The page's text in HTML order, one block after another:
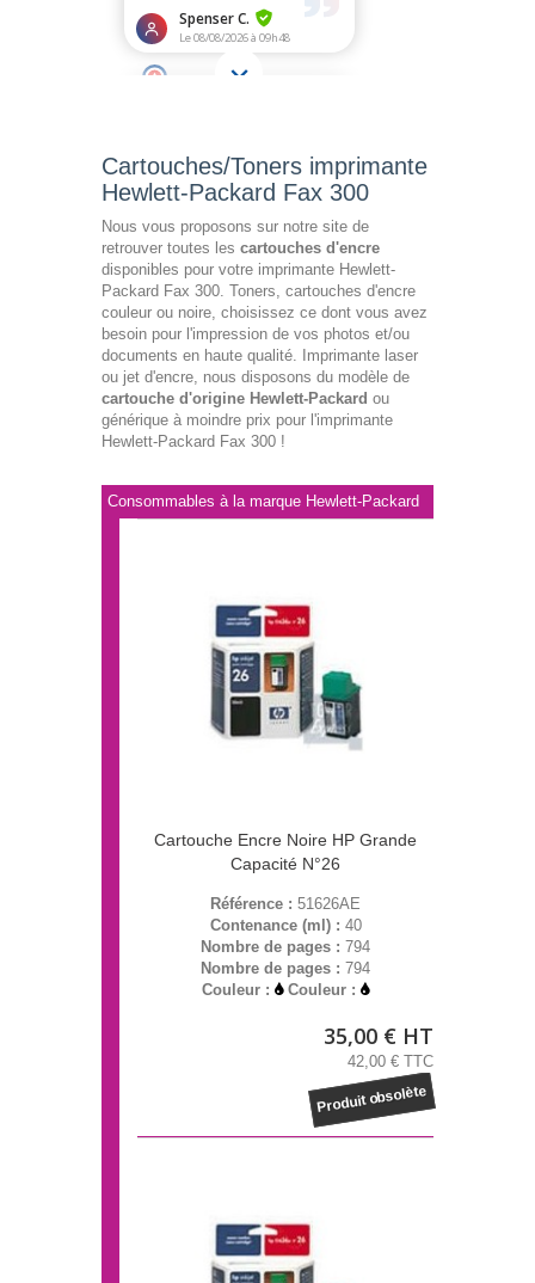
Cartouches/Toners imprimante
Hewlett-Packard Fax 300
Nous vous proposons sur notre site de
retrouver toutes les cartouches d'encre
disponibles pour votre imprimante Hewlett-
Packard Fax 300. Toners, cartouches d'encre
couleur ou noire, choisissez ce dont vous avez
besoin pour l'impression de vos photos et/ou
documents en haute qualité. Imprimante laser
ou jet d'encre, nous disposons du modèle de
cartouche d'origine Hewlett-Packard ou
générique à moindre prix pour l'imprimante
Hewlett-Packard Fax 300 !
Consommables à la marque Hewlett-Packard
Cartouche Encre Noire HP Grande
Capacité N°26
Référence : 51626AE
Contenance (ml) : 40
Nombre de pages : 794
Nombre de pages : 794
Couleur :
Couleur :
35,00 € HT
42,00 € TTC
Produit obsolète